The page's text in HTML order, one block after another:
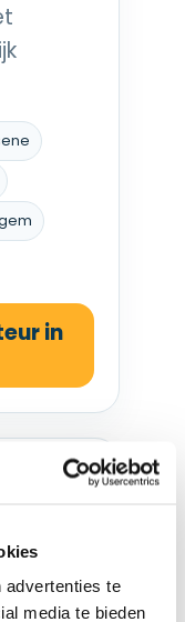
advertenties te
media te bieden
in